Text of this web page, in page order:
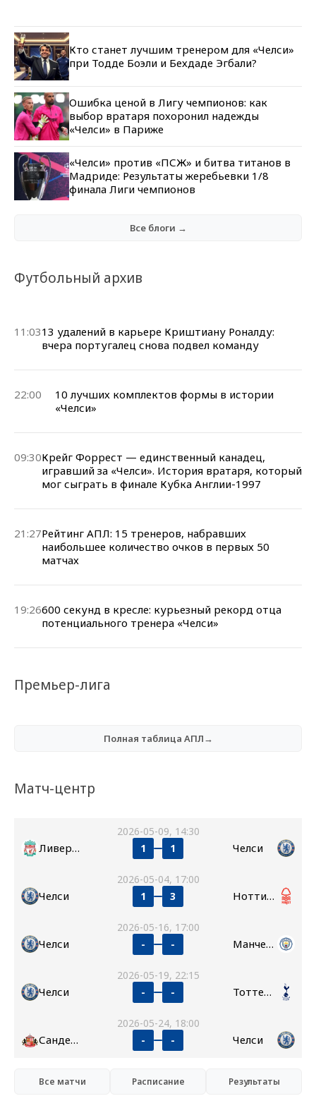
Кто станет лучшим тренером для «Челси»
при Тодде Боэли и Бехдаде Эгбали?
Ошибка ценой в Лигу чемпионов: как
выбор вратаря похоронил надежды
«Челси» в Париже
«Челси» против «ПСЖ» и битва титанов в
Мадриде: Результаты жеребьевки 1/8
финала Лиги чемпионов
Все блоги →
Футбольный архив
11:0313 удалений в карьере Криштиану Роналду:
вчера португалец снова подвел команду
22:00
10 лучших комплектов формы в истории
«Челси»
09:30Крейг Форрест — единственный канадец,
игравший за «Челси». История вратаря, который
мог сыграть в финале Кубка Англии-1997
21:27Рейтинг АПЛ: 15 тренеров, набравших
наибольшее количество очков в первых 50
матчах
19:26600 секунд в кресле: курьезный рекорд отца
потенциального тренера «Челси»
Премьер-лига
Полная таблица АПЛ→
Матч-центр
2026-05-09, 14:30
Ливерпуль 1 1 Челси
2026-05-04, 17:00
Челси 1 3 Ноттингем Форест
2026-05-16, 17:00
Челси - - Манчестер Сити
2026-05-19, 22:15
Челси - - Тоттенхэм
2026-05-24, 18:00
Сандерленд - - Челси
Все матчи Расписание Результаты